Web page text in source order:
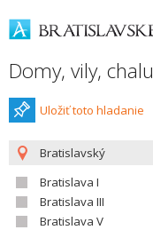
Domy, vily,
Uložiť toto hladanie
Bratislavský
Bratislava I
Bratislava III
Bratislava V